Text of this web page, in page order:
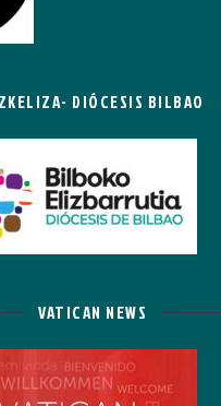
DIÓCESIS BILBAO
VATICAN NEWS